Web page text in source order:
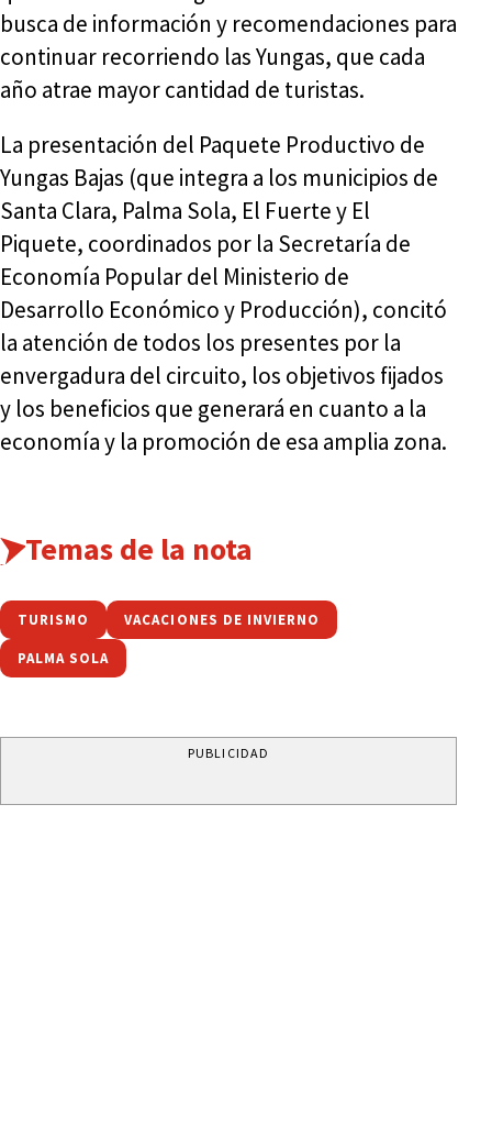
busca de información y recomendaciones para
continuar recorriendo las Yungas, que cada
año atrae mayor cantidad de turistas.
La presentación del Paquete Productivo de
Yungas Bajas (que integra a los municipios de
Santa Clara, Palma Sola, El Fuerte y El
Piquete, coordinados por la Secretaría de
Economía Popular del Ministerio de
Desarrollo Económico y Producción), concitó
la atención de todos los presentes por la
envergadura del circuito, los objetivos fijados
y los beneficios que generará en cuanto a la
economía y la promoción de esa amplia zona.
Temas de la nota
TURISMO VACACIONES DE INVIERNO
PALMA SOLA
PUBLICIDAD